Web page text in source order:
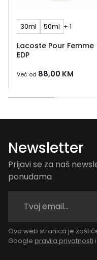
30ml 50ml + 1
Lacoste Pour Femme
EDP
Već od 88,00 KM
Newsletter
Prijavi se za naš
ponudama
Ova web stranica je
Google pravila privatnosti i